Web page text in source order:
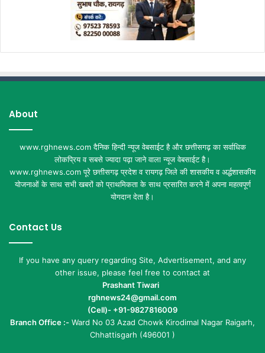
About
www.rghnews.com दैनिक हिन्दी न्यूज वेबसाईट है और छत्तीसगढ़ का सर्वाधिक
लोकप्रिय व सबसे ज्यादा पढ़ा जाने वाला न्यूज वेबसाईट है।
www.rghnews.com पूरे छत्तीसगढ़ प्रदेश व रायगढ़ जिले की शासकीय व अर्द्धशासकीय
योजनाओं के साथ सभी खबरों को प्राथमिकता के साथ प्रसारित करने में अपना महत्वपूर्ण
योगदान देता है।
Contact Us
If you have any query regarding Site, Advertisement, and any
other issue, please feel free to contact at
Prashant Tiwari
rghnews24@gmail.com
(Cell)- +91-9827816009
Branch Office :- Ward No 03 Azad Chowk Kirodimal Nagar Raigarh,
Chhattisgarh (496001 )